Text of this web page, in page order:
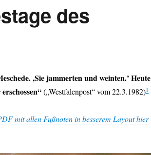
des
,Sie jammerten und weinten.’ Heute
(„Westfalenpost“ vom 22.3.1982)1
mit allen Fußnoten in besserem Layout hier